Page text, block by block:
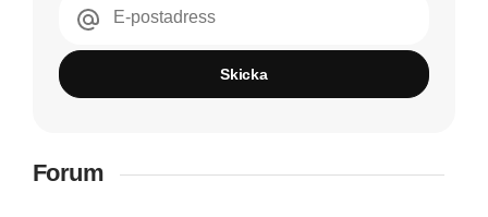
E-postadress
Skicka
Forum